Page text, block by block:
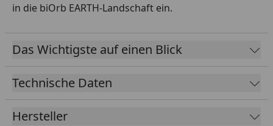
in die biOrb EARTH-Landschaft ein.
Das Wichtigste auf einen Blick
Technische Daten
Hersteller